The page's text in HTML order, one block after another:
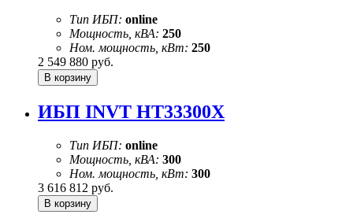
Тип ИБП: online
Мощность, кВА: 250
Ном. мощность, кВт: 250
2 549 880 руб.
ИБП INVT HT33300X
Тип ИБП: online
Мощность, кВА: 300
Ном. мощность, кВт: 300
3 616 812 руб.